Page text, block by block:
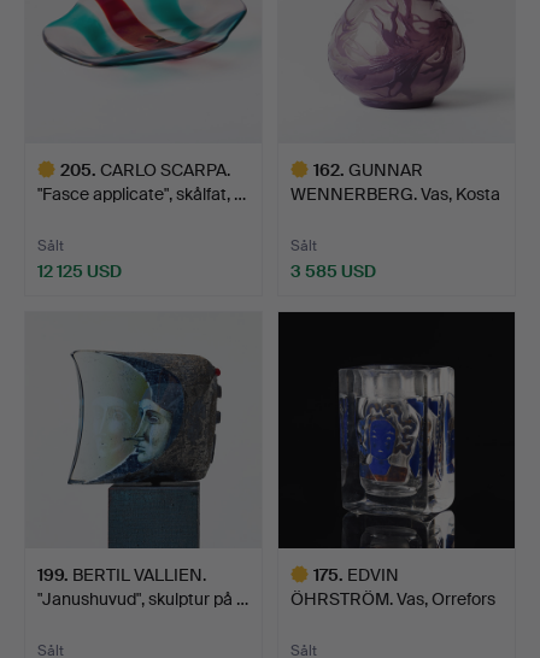
205. CARLO SCARPA.
"Fasce applicate", skålfat, …
Sålt
12 125 USD
162. GUNNAR
WENNERBERG. Vas, Kosta
Sålt
3 585 USD
199. BERTIL VALLIEN.
"Janushuvud", skulptur på …
Sålt
175. EDVIN
ÖHRSTRÖM. Vas, Orrefors
Sålt